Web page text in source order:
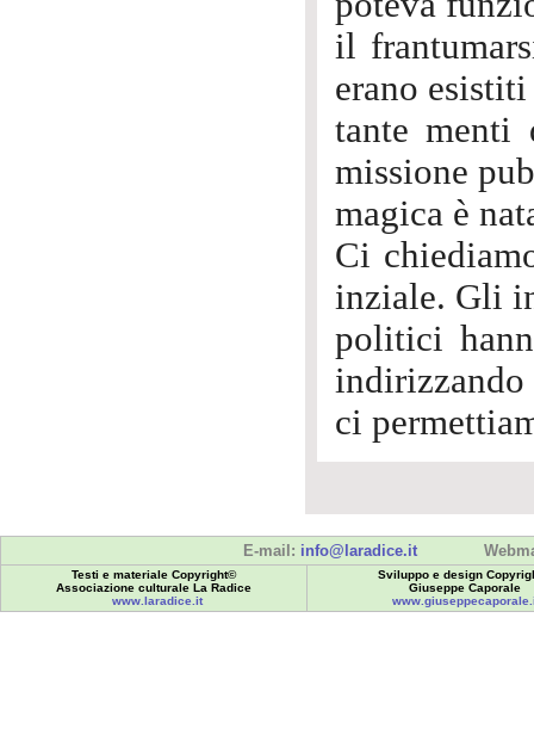
il
erano
tante menti
missione
magica è
Ci
inziale. Gli
politici
indirizzando
ci
E-mail: info@laradice.it
Testi e materiale Copyright©
Associazione culturale La Radice
www.laradice.it
Sviluppo e design
Giuseppe Caporale